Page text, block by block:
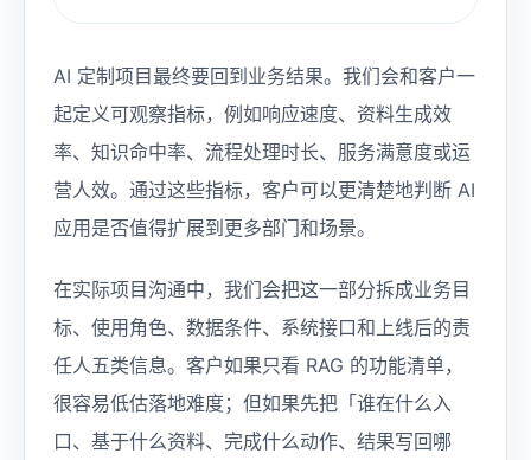
AI 定制项目最终要回到业务结果。我们会和客户一
起定义可观察指标，例如响应速度、资料生成效
率、知识命中率、流程处理时长、服务满意度或运
营人效。通过这些指标，客户可以更清楚地判断 AI
应用是否值得扩展到更多部门和场景。
在实际项目沟通中，我们会把这一部分拆成业务目
标、使用角色、数据条件、系统接口和上线后的责
任人五类信息。客户如果只看 RAG 的功能清单，
很容易低估落地难度；但如果先把「谁在什么入
口、基于什么资料、完成什么动作、结果写回哪